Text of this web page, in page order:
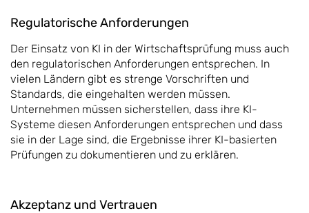
Regulatorische Anforderungen
Der Einsatz von KI in der Wirtschaftsprüfung muss auch
den regulatorischen Anforderungen entsprechen. In
vielen Ländern gibt es strenge Vorschriften und
Standards, die eingehalten werden müssen.
Unternehmen müssen sicherstellen, dass ihre KI-
Systeme diesen Anforderungen entsprechen und dass
sie in der Lage sind, die Ergebnisse ihrer KI-basierten
Prüfungen zu dokumentieren und zu erklären.
Akzeptanz und Vertrauen